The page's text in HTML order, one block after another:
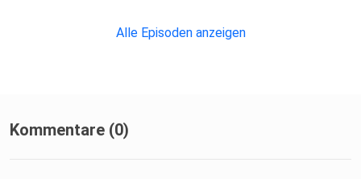
Alle Episoden anzeigen
Kommentare (0)